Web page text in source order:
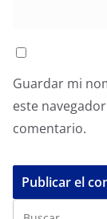
Guardar mi
este
comentario.